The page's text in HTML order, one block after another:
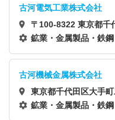
古河電気工業株式会社
〒100-8322 東京都千
橋タワー）
鉱業・金属製品・鉄鋼
古河機械金属株式会社
東京都千代田区大手
鉱業・金属製品・鉄鋼